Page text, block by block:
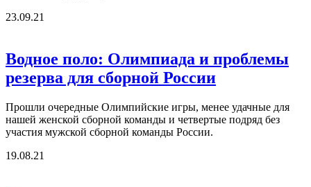
23.09.21
Водное поло: Олимпиада и проблемы
резерва для сборной России
Прошли очередные Олимпийские игры, менее удачные для
нашей женской сборной команды и четвертые подряд без
участия мужской сборной команды России.
19.08.21